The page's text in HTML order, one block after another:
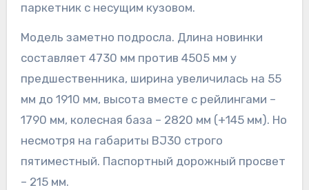
паркетник с несущим кузовом.
Модель заметно подросла. Длина новинки
составляет 4730 мм против 4505 мм у
предшественника, ширина увеличилась на 55
мм до 1910 мм, высота вместе с рейлингами –
1790 мм, колесная база – 2820 мм (+145 мм). Но
несмотря на габариты BJ30 строго
пятиместный. Паспортный дорожный просвет
– 215 мм.